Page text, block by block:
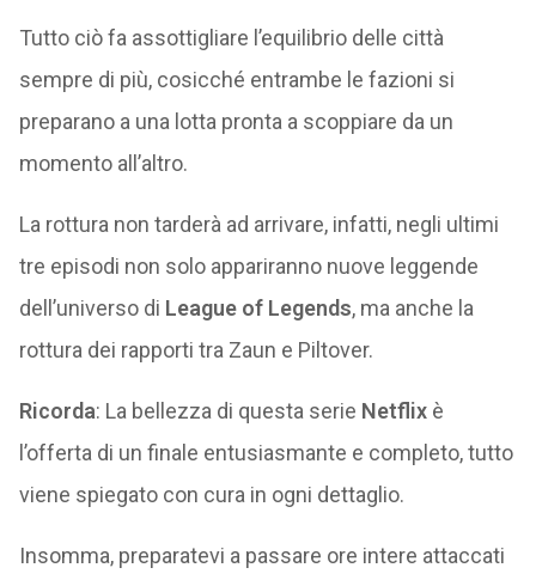
Tutto ciò fa assottigliare l’equilibrio delle città
sempre di più, cosicché entrambe le fazioni si
preparano a una lotta pronta a scoppiare da un
momento all’altro.
La rottura non tarderà ad arrivare, infatti, negli ultimi
tre episodi non solo appariranno nuove leggende
dell’universo di League of Legends, ma anche la
rottura dei rapporti tra Zaun e Piltover.
Ricorda: La bellezza di questa serie Netflixè
l’offerta di un finale entusiasmante e completo, tutto
viene spiegato con cura in ogni dettaglio.
Insomma, preparatevi a passare ore intere attaccati